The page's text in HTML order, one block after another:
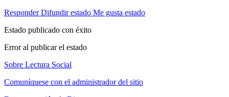
Responder Difundir estado Me gusta estado
Estado publicado con éxito
Error al publicar el estado
Sobre Lectura Social
Comuníquese con el administrador del sitio